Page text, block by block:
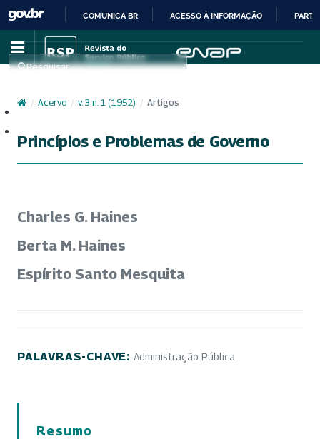
IR
PARA
CONTEÚDO
COMUNICA BR ACESSO À INFORMAÇÃO
Pesquisar
/ Acervo / v. 3 n. 1 (1952) / Artigos
Princípios e Problemas de Governo
Charles G. Haines
Berta M. Haines
Espírito Santo Mesquita
PALAVRAS-CHAVE: Administração Pública
Resumo